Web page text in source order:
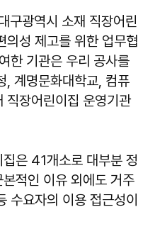
구광역시 소재 직장어린
의성 제고를 위한 업무협
한 기관은 우리 공사를
, 계명문화대학교, 컴퓨
직장어린이집 운영기관
은 41개소로 대부분 정
적인 이유 외에도 거주
수요자의 이용 접근성이